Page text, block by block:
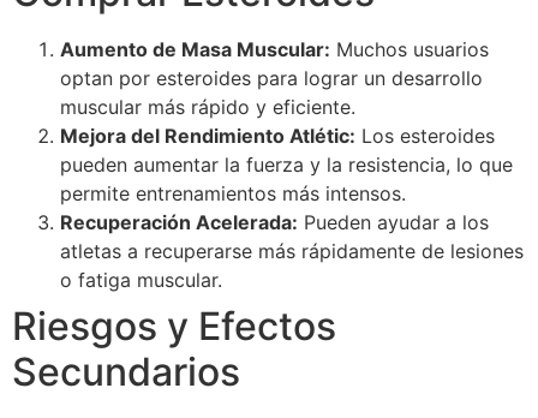
Aumento de Masa Muscular: Muchos usuarios
optan por esteroides para lograr un desarrollo
muscular más rápido y eficiente.
Mejora del Rendimiento Atlétic: Los esteroides
pueden aumentar la fuerza y la resistencia, lo que
permite entrenamientos más intensos.
Recuperación Acelerada: Pueden ayudar a los
atletas a recuperarse más rápidamente de lesiones
o fatiga muscular.
Riesgos y Efectos
Secundarios